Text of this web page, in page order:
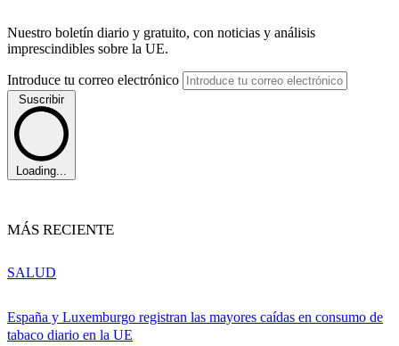
Nuestro boletín diario y gratuito, con noticias y análisis
imprescindibles sobre la UE.
Introduce tu correo electrónico
Suscribir
Loading...
MÁS RECIENTE
España y Luxemburgo registran las mayores caídas en consumo de
tabaco diario en la UE
SALUD